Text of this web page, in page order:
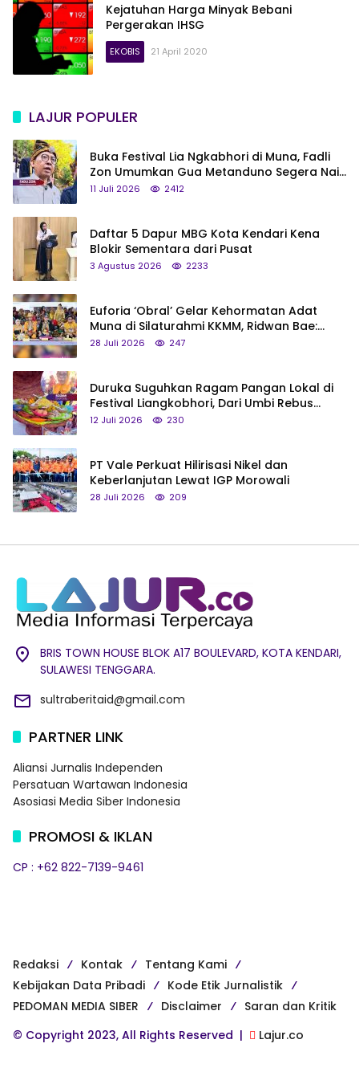
Kejatuhan Harga Minyak Bebani
Pergerakan IHSG
EKOBIS 21 April 2020
LAJUR POPULER
Buka Festival Lia Ngkabhori di Muna, Fadli
Zon Umumkan Gua Metanduno Segera Naik
Status Jadi Cagar Budaya Nasional
11 Juli 2026 2412
Daftar 5 Dapur MBG Kota Kendari Kena
Blokir Sementara dari Pusat
3 Agustus 2026 2233
Euforia ‘Obral’ Gelar Kehormatan Adat
Muna di Silaturahmi KKMM, Ridwan Bae:
Saya Bukan Tipe Begitu, Belum Pantas!
28 Juli 2026 247
Duruka Suguhkan Ragam Pangan Lokal di
Festival Liangkobhori, Dari Umbi Rebus
hingga Tumpeng Beras Muna
12 Juli 2026 230
PT Vale Perkuat Hilirisasi Nikel dan
Keberlanjutan Lewat IGP Morowali
28 Juli 2026 209
BRIS TOWN HOUSE BLOK A17 BOULEVARD, KOTA KENDARI,
SULAWESI TENGGARA.
sultraberitaid@gmail.com
PARTNER LINK
Aliansi Jurnalis Independen
Persatuan Wartawan Indonesia
Asosiasi Media Siber Indonesia
PROMOSI & IKLAN
CP : +62 822-7139-9461
Redaksi Kontak
Tentang Kami
Kebijakan Data Pribadi
Kode Etik Jurnalistik
PEDOMAN MEDIA SIBER
Disclaimer
Saran dan Kritik
© Copyright 2023, All Rights Reserved |
Lajur.co